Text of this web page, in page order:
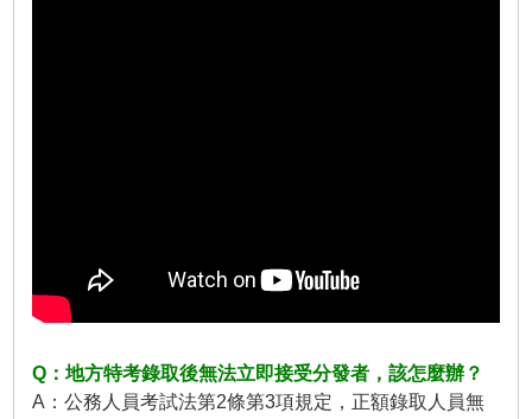
Q：地方特考錄取後無法立即接受分發者，該怎麼辦？
A：公務人員考試法第2條第3項規定，正額錄取人員無